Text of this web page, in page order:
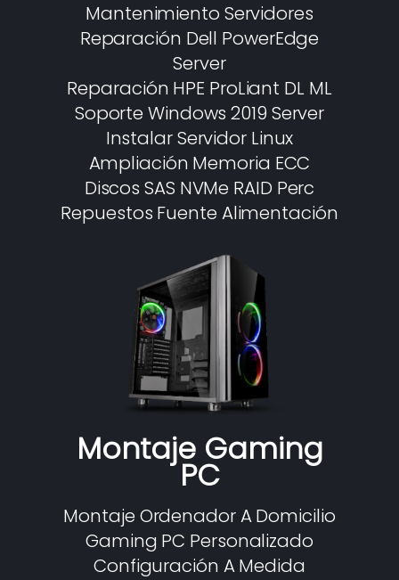
Mantenimiento Servidores
Reparación Dell PowerEdge
Server
Reparación HPE ProLiant DL ML
Soporte Windows 2019 Server
Instalar Servidor Linux
Ampliación Memoria ECC
Discos SAS NVMe RAID Perc
Repuestos Fuente Alimentación
Montaje Gaming
PC
Montaje Ordenador A Domicilio
Gaming PC Personalizado
Configuración A Medida